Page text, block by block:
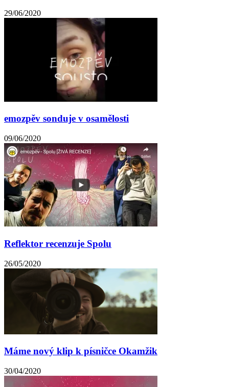
29/06/2020
emozpěv sonduje v osamělosti
09/06/2020
Reflektor recenzuje Spolu
26/05/2020
Máme nový klip k písničce Okamžik
30/04/2020